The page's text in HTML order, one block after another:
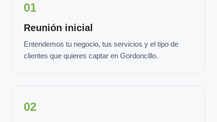
01
Reunión inicial
Entendemos tu negocio, tus servicios y el tipo de
clientes que quieres captar en Gordoncillo.
02